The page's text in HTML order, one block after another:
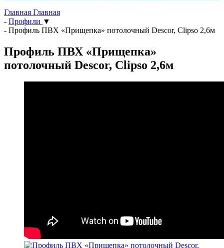
Главная Главная
- Профили ▼
- Профиль ПВХ «Прищепка» потолочный Descor, Clipso 2,6м
Профиль ПВХ «Прищепка»
потолочный Descor, Clipso 2,6м